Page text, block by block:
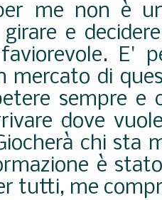
me non è
e
E'
mercato di
sempre
dove
chi sta
è
tutti, me